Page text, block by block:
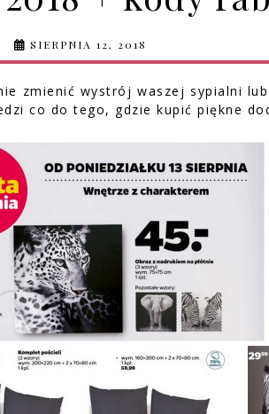
SIERPNIA 12, 2018
zmienić wystrój waszej sypialni
co do tego, gdzie kupić piękne